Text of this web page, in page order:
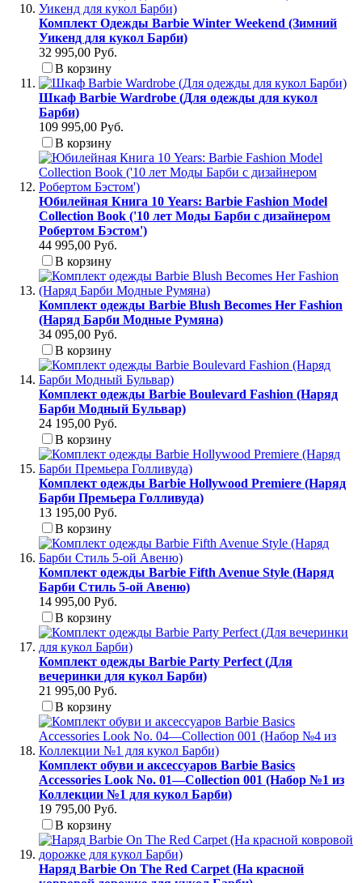
Комплект Одежды Barbie Winter Weekend (Зимний
Уикенд для кукол Барби)
32 995,00 Руб.
В корзину
Шкаф Barbie Wardrobe (Для одежды для кукол
Барби)
109 995,00 Руб.
В корзину
Юбилейная Книга 10 Years: Barbie Fashion Model
Collection Book ('10 лет Моды Барби с дизайнером
Робертом Бэстом')
44 995,00 Руб.
В корзину
Комплект одежды Barbie Blush Becomes Her Fashion
(Наряд Барби Модные Румяна)
34 095,00 Руб.
В корзину
Комплект одежды Barbie Boulevard Fashion (Наряд
Барби Модный Бульвар)
24 195,00 Руб.
В корзину
Комплект одежды Barbie Hollywood Premiere (Наряд
Барби Премьера Голливуда)
13 195,00 Руб.
В корзину
Комплект одежды Barbie Fifth Avenue Style (Наряд
Барби Стиль 5-ой Авеню)
14 995,00 Руб.
В корзину
Комплект одежды Barbie Party Perfect (Для
вечеринки для кукол Барби)
21 995,00 Руб.
В корзину
Комплект обуви и аксессуаров Barbie Basics
Accessories Look No. 01—Collection 001 (Набор №1 из
Коллекции №1 для кукол Барби)
19 795,00 Руб.
В корзину
Наряд Barbie On The Red Carpet (На красной